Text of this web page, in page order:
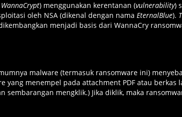
WannaCrypt) menggunakan kerentanan (vulnerability)
oleh NSA (dikenal dengan nama EternalBlue).
menjadi basis dari WannaCry
malware (termasuk ransomware ini)
yang menempel pada attachment PDF atau
sembarangan mengklik.) Jika diklik, maka